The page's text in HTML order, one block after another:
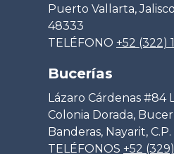
Puerto Vallarta,
48333
TELÉFONO +52 (322)
Bucerías
Lázaro Cárdenas #84
Colonia Dorada,
Banderas, Nayarit,
TELÉFONOS +52